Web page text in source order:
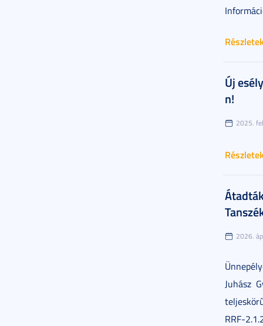
Új
n!
2025.
2026.
Juhász
RRF-